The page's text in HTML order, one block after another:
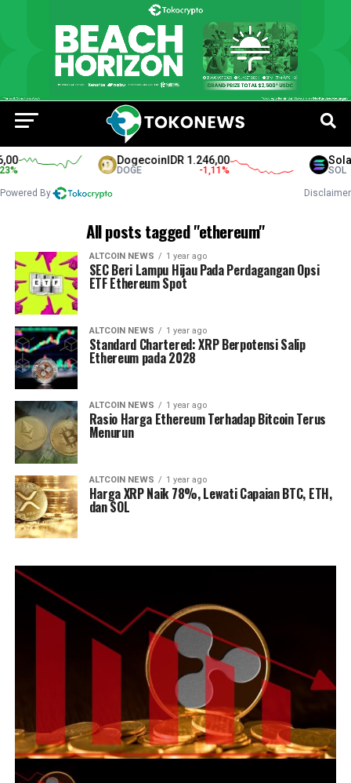
DogecoinIDR 1.246,00
DOGE -1,11 %
Solana
SOL
Powered By Disclaimer
All posts tagged "ethereum"
ALTCOIN NEWS 1 year ago
SEC Beri Lampu Hijau Pada Perdagangan Opsi
ETF Ethereum Spot
ALTCOIN NEWS 1 year ago
Standard Chartered: XRP Berpotensi Salip
Ethereum pada 2028
ALTCOIN NEWS 1 year ago
Rasio Harga Ethereum Terhadap Bitcoin Terus
Menurun
ALTCOIN NEWS 1 year ago
Harga XRP Naik 78%, Lewati Capaian BTC, ETH,
dan SOL